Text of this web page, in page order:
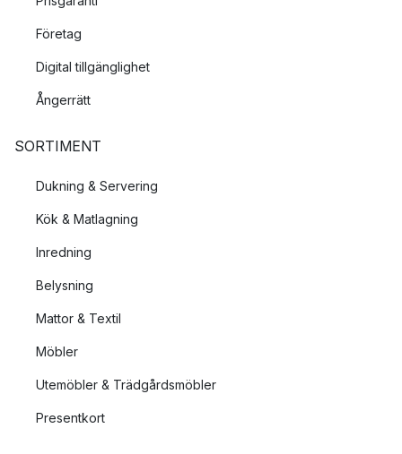
Företag
Digital tillgänglighet
Ångerrätt
SORTIMENT
Dukning & Servering
Kök & Matlagning
Inredning
Belysning
Mattor & Textil
Möbler
Utemöbler & Trädgårdsmöbler
Presentkort